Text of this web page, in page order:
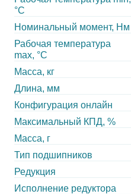
°С
Номинальный момент, Нм
Рабочая температура
max, °С
Масса, кг
Длина, мм
Конфигурация онлайн
Максимальный КПД, %
Масса, г
Тип подшипников
Редукция
Исполнение редуктора